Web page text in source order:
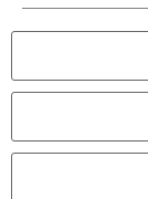
Cokie indstillinger
Bekræft
Alle priser er inkl.
garanteret.
© 1986-2026